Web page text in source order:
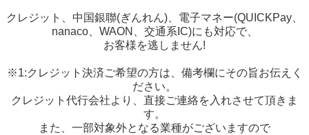
クレジット、中国銀聯(ぎんれん)、電子マネー(QUICKPay、
nanaco、WAON、交通系IC)にも対応で、
お客様を逃しません!
※1:クレジット決済ご希望の方は、備考欄にその旨お伝えく
ださい。
クレジット代行会社より、直接ご連絡を入れさせて頂きま
す。
また、一部対象外となる業種がございますので